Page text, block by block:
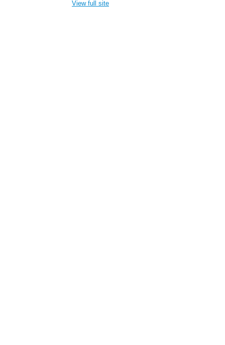
View full site